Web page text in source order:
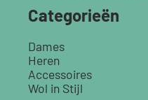
Categorieën
Dames
Heren
Accessoires
Wol in Stijl